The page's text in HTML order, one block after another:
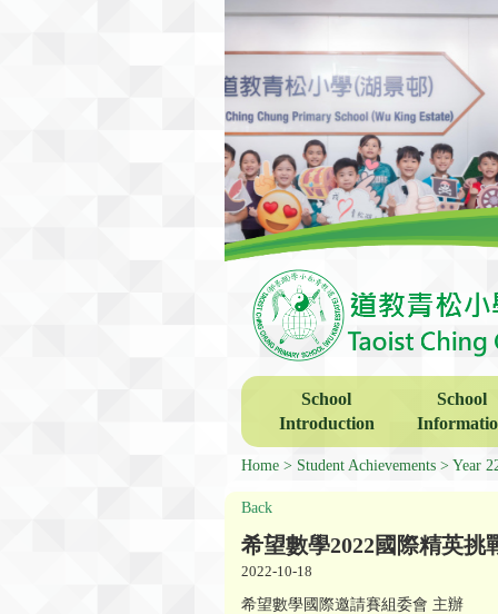
School
Introduction
School
Home Student Achievements Year
Back
希望數學2022國際精英挑
2022-10-18
希望數學國際邀請賽組委會 主辦